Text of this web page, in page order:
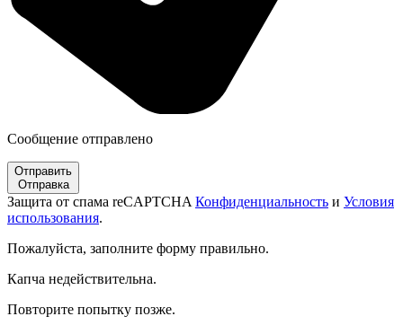
Сообщение отправлено
Отправить
Отправка
Защита от спама reCAPTCHA Конфиденциальность и Условия
использования.
Пожалуйста, заполните форму правильно.
Капча недействительна.
Повторите попытку позже.